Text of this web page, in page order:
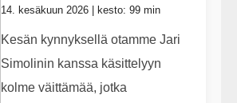
14. kesäkuun 2026 | kesto: 99 min
Kesän kynnyksellä otamme Jari
Simolinin kanssa käsittelyyn
kolme väittämää, jotka